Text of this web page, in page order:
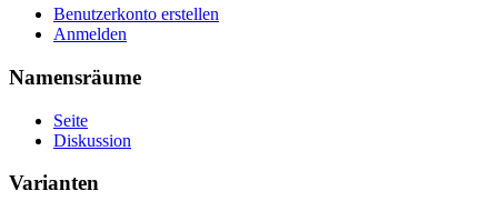
Benutzerkonto erstellen
Anmelden
Namensräume
Seite
Diskussion
Varianten